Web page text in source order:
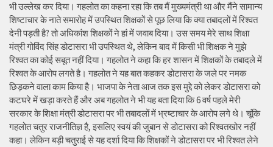
भी उल्लेख कर दिया। गहलोत का कहना रहा कि तब मैं मुख्यमंत्री था और मैंने सामान्य
शिष्टाचार के नाते समारोह में उपस्थित शिक्षकों से पूछ लिया कि क्या तबादलों में रिश्वत
देनी पड़ती है? तो अधिकांश शिक्षकों ने हां में जवाब दिया। उस समय मेरे साथ शिक्षा
मंत्री गोविंद सिंह डोटासरा भी उपस्थित थे, लेकिन बाद में किसी भी शिक्षक ने मुझे
रिश्वत का कोई सबूत नहीं दिया। गहलोत ने कहा कि हर शासन में शिक्षकों के तबादले में
रिश्वत के आरोप लगते है। गहलोत ने यह बात कहकर डोटासरा के जले पर नमक
छिड़कने वाला काम किया है। भाजपा के नेता आज तक इस मुद्दे को लेकर डोटासरा को
कटघरे में खड़ा करते हैं और अब गहलोत ने भी यह बता दिया कि 6 वर्ष पहले मेरी
सरकार के शिक्षा मंत्री डोटासरा पर भी तबादलों में भ्रष्टाचार के आरोप लगे थे। चूंकि
गहलोत चतुर राजनीतिज्ञ है, इसलिए स्वयं की जुबान से डोटासरा को रिश्वतखोर नहीं
कहा। लेकिन बड़ी चतुराई से यह दर्शा दिया कि शिक्षकों ने डोटासरा पर भी रिश्वत लेने